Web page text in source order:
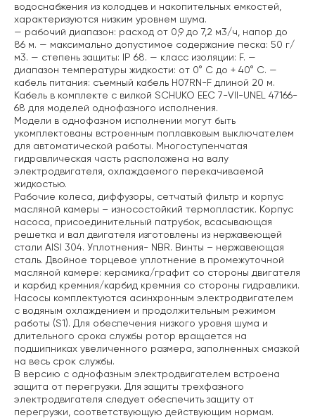
водоснабжения из колодцев и накопительных емкостей,
характеризуются низким уровнем шума.
— рабочий диапазон: расход от 0,9 до 7,2 м3/ч, напор до
86 м. — максимально допустимое содержание песка: 50 г/
м3. — степень защиты: IP 68. — класс изоляции: F. —
диапазон температуры жидкости: от 0° C до + 40° C. —
кабель питания: съемный кабель H07RN-F длиной 20 м.
Кабель в комплекте с вилкой SCHUKO EEC 7-VII-UNEL 47166-
68 для моделей однофазного исполнения.
Модели в однофазном исполнении могут быть
укомплектованы встроенным поплавковым выключателем
для автоматической работы. Многоступенчатая
гидравлическая часть расположена на валу
электродвигателя, охлаждаемого перекачиваемой
жидкостью.
Рабочие колеса, диффузоры, сетчатый фильтр и корпус
масляной камеры – износостойкий термопластик. Корпус
насоса, присоединительный патрубок, всасывающая
решетка и вал двигателя изготовлены из нержавеющей
стали AISI 304. Уплотнения- NBR. Винты – нержавеющая
сталь. Двойное торцевое уплотнение в промежуточной
масляной камере: керамика/графит со стороны двигателя
и карбид кремния/карбид кремния со стороны гидравлики.
Насосы комплектуются асинхронным электродвигателем
с водяным охлаждением и продолжительным режимом
работы (S1). Для обеспечения низкого уровня шума и
длительного срока службы ротор вращается на
подшипниках увеличенного размера, заполненных смазкой
на весь срок службы.
В версию с однофазным электродвигателем встроена
защита от перегрузки. Для защиты трехфазного
электродвигателя следует обеспечить защиту от
перегрузки, соответствующую действующим нормам.